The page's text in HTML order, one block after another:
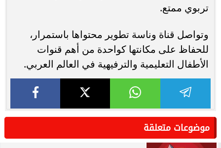
تربوي ممتع.
وتواصل قناة وناسة تطوير محتواها باستمرار،
للحفاظ على مكانتها كواحدة من أهم قنوات
الأطفال التعليمية والترفيهية في العالم العربي.
موضوعات متعلقة